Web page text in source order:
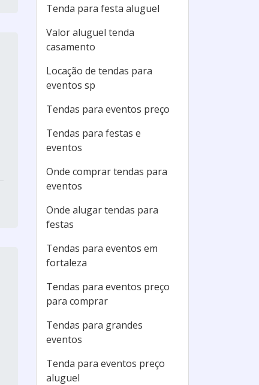
Tenda para festa aluguel
Valor aluguel tenda
casamento
Locação de tendas para
eventos sp
Tendas para eventos preço
Tendas para festas e
eventos
Onde comprar tendas para
eventos
Onde alugar tendas para
festas
Tendas para eventos em
fortaleza
Tendas para eventos preço
para comprar
Tendas para grandes
eventos
Tenda para eventos preço
aluguel